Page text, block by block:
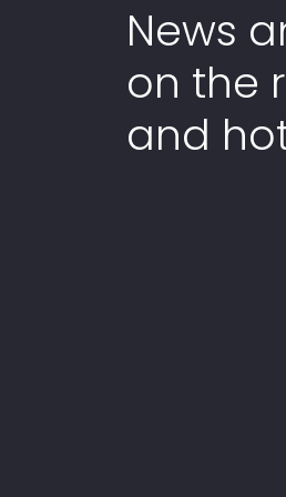
News
on the
and